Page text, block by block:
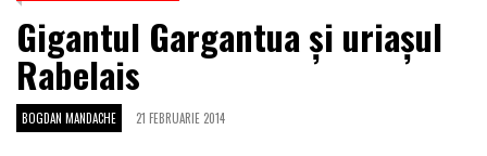
Gigantul Gargantua şi uriaşul
Rabelais
BOGDAN MANDACHE 21 FEBRUARIE 2014